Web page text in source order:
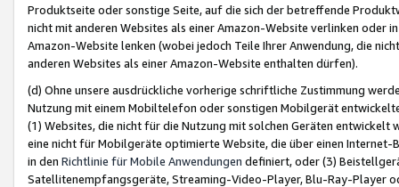
Produktseite oder sonstige Seite, auf die sich der betreffende
nicht mit anderen Websites als einer Amazon-Website verlinken oder
Amazon-Website lenken (wobei jedoch Teile Ihrer Anwendung, die
anderen Websites als einer Amazon-Website enthalten dürfen).
(d) Ohne unsere ausdrückliche vorherige schriftliche Zustimmung
Nutzung mit einem Mobiltelefon oder sonstigen Mobilgerät
(1) Websites, die nicht für die Nutzung mit solchen Geräten
eine nicht für Mobilgeräte optimierte Website, die über einen
in den Richtlinie für Mobile Anwendungen definiert, oder (3)
Satellitenempfangsgeräte, Streaming-Video-Player, Blu-Ray-Player